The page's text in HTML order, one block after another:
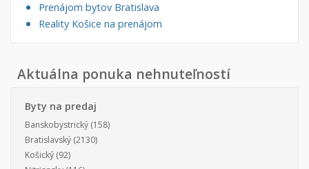
Prenájom bytov Bratislava
Reality Košice na prenájom
Aktuálna ponuka nehnuteľností
Byty na predaj
Banskobystrický (158)
Bratislavský (2130)
Košický (92)